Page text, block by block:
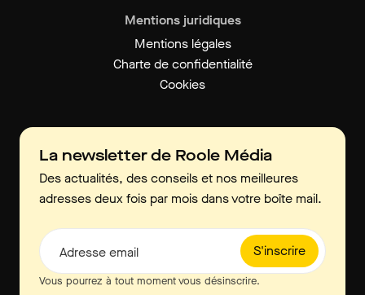
Mentions juridiques
Mentions légales
Charte de confidentialité
Cookies
La newsletter de Roole Média
Des actualités, des conseils et nos meilleures
adresses deux fois par mois dans votre boîte mail.
S'inscrire
Adresse email
Vous pourrez à tout moment vous désinscrire.